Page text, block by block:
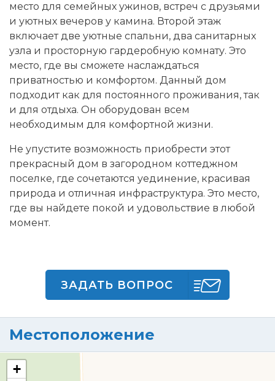
место для семейных ужинов, встреч с друзьями
и уютных вечеров у камина. Второй этаж
включает две уютные спальни, два санитарных
узла и просторную гардеробную комнату. Это
место, где вы сможете наслаждаться
приватностью и комфортом. Данный дом
подходит как для постоянного проживания, так
и для отдыха. Он оборудован всем
необходимым для комфортной жизни.
Не упустите возможность приобрести этот
прекрасный дом в загородном коттеджном
поселке, где сочетаются уединение, красивая
природа и отличная инфраструктура. Это место,
где вы найдете покой и удовольствие в любой
момент.
ЗАДАТЬ ВОПРОС
Местоположение
+